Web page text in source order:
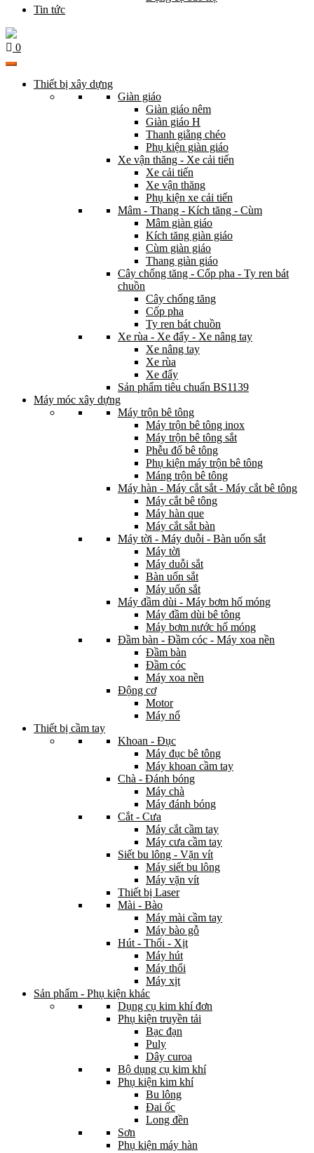
Tin tức
0
Thiết bị xây dựng
Giàn giáo
Giàn giáo nêm
Giàn giáo H
Thanh giằng chéo
Phụ kiện giàn giáo
Xe vận thăng - Xe cải tiến
Xe cải tiến
Xe vận thăng
Phụ kiện xe cải tiến
Mâm - Thang - Kích tăng - Cùm
Mâm giàn giáo
Kích tăng giàn giáo
Cùm giàn giáo
Thang giàn giáo
Cây chống tăng - Cốp pha - Ty ren bát
chuồn
Cây chống tăng
Cốp pha
Ty ren bát chuồn
Xe rùa - Xe đẩy - Xe nâng tay
Xe nâng tay
Xe rùa
Xe đẩy
Sản phẩm tiêu chuẩn BS1139
Máy móc xây dựng
Máy trộn bê tông
Máy trộn bê tông inox
Máy trộn bê tông sắt
Phễu đổ bê tông
Phụ kiện máy trộn bê tông
Máng trộn bê tông
Máy hàn - Máy cắt sắt - Máy cắt bê tông
Máy cắt bê tông
Máy hàn que
Máy cắt sắt bàn
Máy tời - Máy duỗi - Bàn uốn sắt
Máy tời
Máy duỗi sắt
Bàn uốn sắt
Máy uốn sắt
Máy đầm dùi - Máy bơm hố móng
Máy đầm dùi bê tông
Máy bơm nước hố móng
Đầm bàn - Đầm cóc - Máy xoa nền
Đầm bàn
Đầm cóc
Máy xoa nền
Động cơ
Motor
Máy nổ
Thiết bị cầm tay
Khoan - Đục
Máy đục bê tông
Máy khoan cầm tay
Chà - Đánh bóng
Máy chà
Máy đánh bóng
Cắt - Cưa
Máy cắt cầm tay
Máy cưa cầm tay
Siết bu lông - Vặn vít
Máy siết bu lông
Máy vặn vít
Thiết bị Laser
Mài - Bào
Máy mài cầm tay
Máy bào gỗ
Hút - Thổi - Xịt
Máy hút
Máy thổi
Máy xịt
Sản phẩm - Phụ kiện khác
Dụng cụ kim khí đơn
Phụ kiện truyền tải
Bạc đạn
Puly
Dây curoa
Bộ dụng cụ kim khí
Phụ kiện kim khí
Bu lông
Đai ốc
Long đền
Sơn
Phụ kiện máy hàn